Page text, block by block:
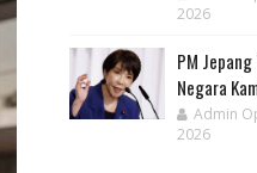
2026
PM
Negara
Admin
2026